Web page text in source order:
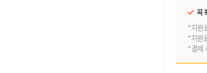
꼭
*지원
*지원
*결제